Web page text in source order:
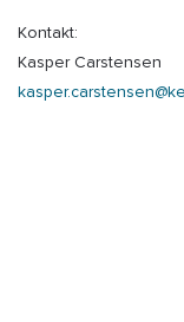
Kontakt:
Kasper Carstensen